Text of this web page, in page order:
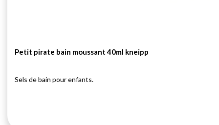
Petit pirate bain moussant 40ml kneipp
Sels de bain pour enfants.